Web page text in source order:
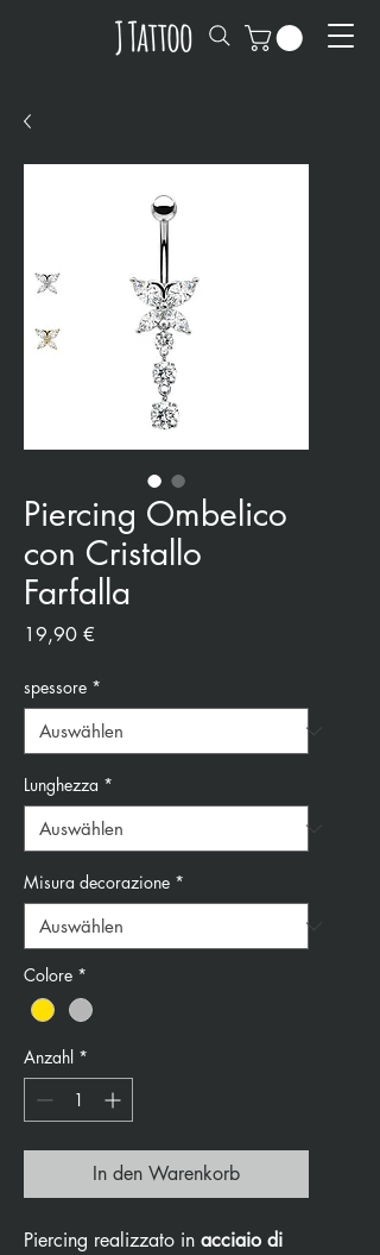
Piercing Ombelico
con Cristallo
Farfalla
19,90 €
spessore *
Lunghezza *
Misura decorazione *
Colore *
Anzahl *
In den Warenkorb
Piercing realizzato in acciaio di